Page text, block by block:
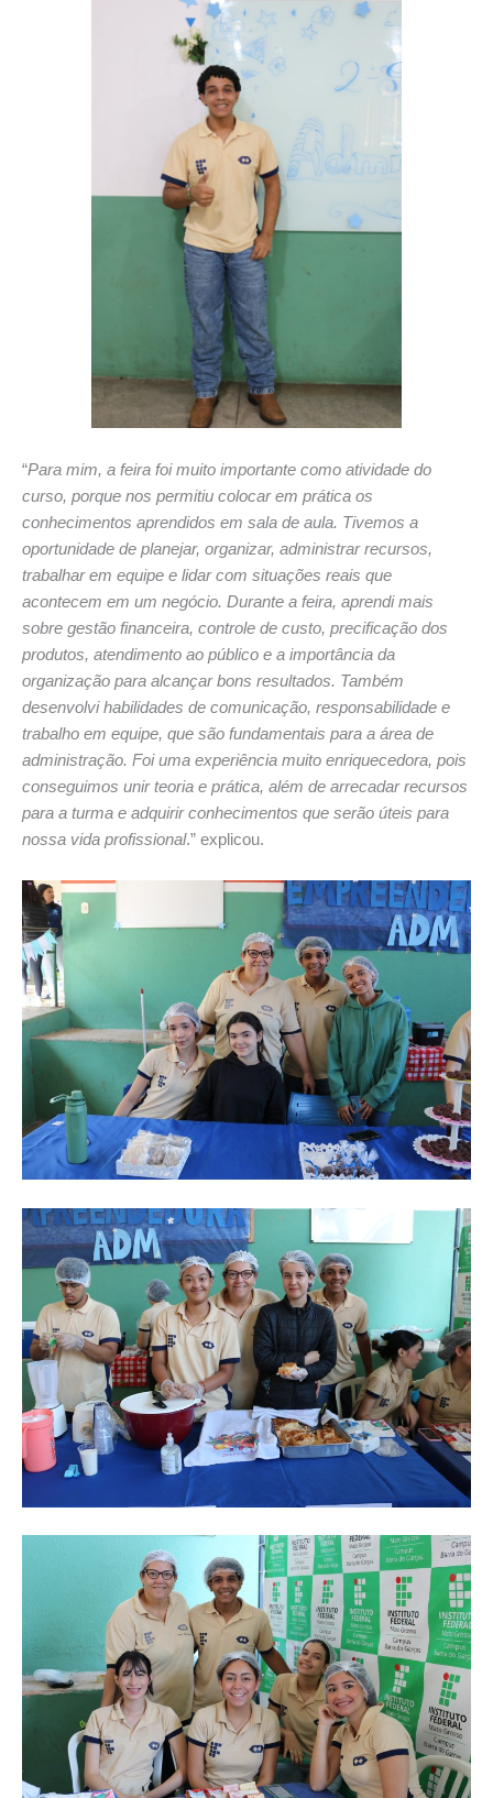
“Para mim, a feira foi muito importante como atividade do
curso, porque nos permitiu colocar em prática os
conhecimentos aprendidos em sala de aula. Tivemos a
oportunidade de planejar, organizar, administrar recursos,
trabalhar em equipe e lidar com situações reais que
acontecem em um negócio. Durante a feira, aprendi mais
sobre gestão financeira, controle de custo, precificação dos
produtos, atendimento ao público e a importância da
organização para alcançar bons resultados. Também
desenvolvi habilidades de comunicação, responsabilidade e
trabalho em equipe, que são fundamentais para a área de
administração. Foi uma experiência muito enriquecedora, pois
conseguimos unir teoria e prática, além de arrecadar recursos
para a turma e adquirir conhecimentos que serão úteis para
nossa vida profissional.” explicou.